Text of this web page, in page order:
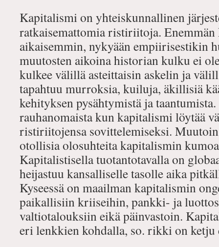
Kapitalismi on yhteiskunnallinen
ratkaisemattomia ristiriitoja. Enemmän
aikaisemmin, nykyään empiirisestikin
muutosten aikoina historian kulku ei
kulkee välillä asteittaisin askelin ja
tapahtuu murroksia, kuiluja, äkillisiä
kehityksen pysähtymistä ja
rauhanomaista kun kapitalismi löytää
ristiriitojensa sovittelemiseksi.
otollisia olosuhteita kapitalismin
Kapitalistisella tuotantotavalla on
heijastuu kansalliselle tasolle aika
Kyseessä on maailman kapitalismin
paikallisiin kriiseihin, pankki- ja
valtiotalouksiin eikä päinvastoin.
eri lenkkien kohdalla, so. rikki on